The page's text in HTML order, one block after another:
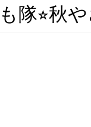
隊⭐︎秋